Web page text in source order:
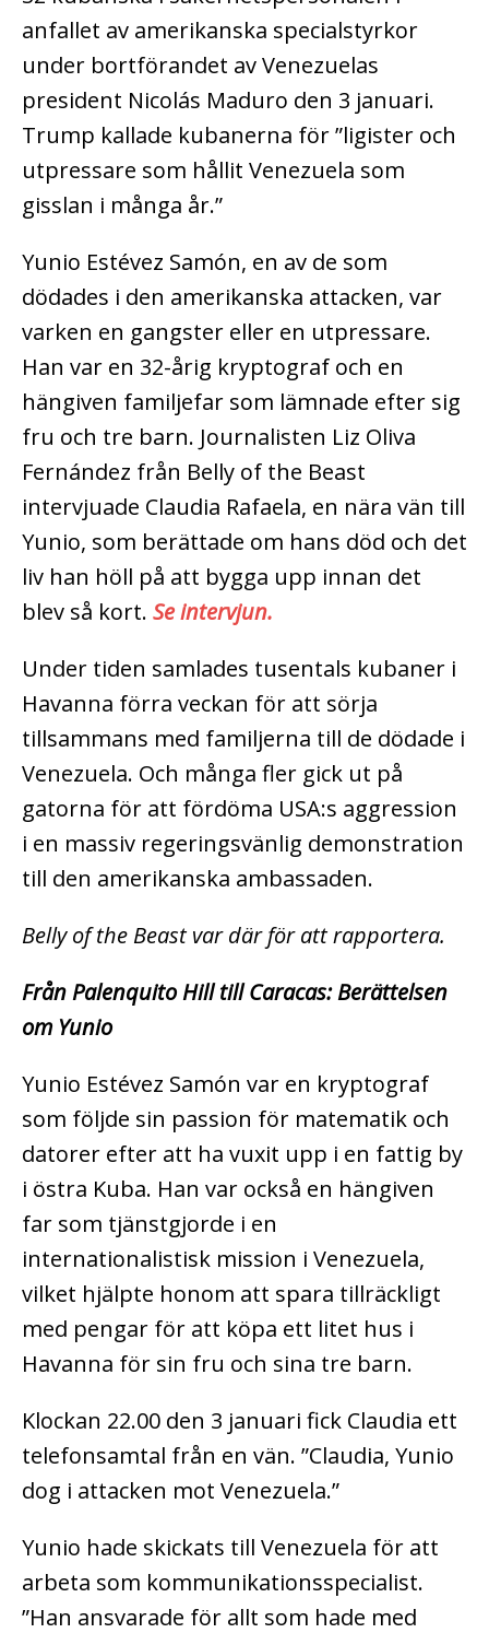
anfallet av amerikanska specialstyrkor
under bortförandet av Venezuelas
president Nicolás Maduro den 3 januari.
Trump kallade kubanerna för ”ligister och
utpressare som hållit Venezuela som
gisslan i många år.”
Yunio Estévez Samón, en av de som
dödades i den amerikanska attacken, var
varken en gangster eller en utpressare.
Han var en 32-årig kryptograf och en
hängiven familjefar som lämnade efter sig
fru och tre barn. Journalisten Liz Oliva
Fernández från Belly of the Beast
intervjuade Claudia Rafaela, en nära vän till
Yunio, som berättade om hans död och det
liv han höll på att bygga upp innan det
blev så kort. Se intervjun.
Under tiden samlades tusentals kubaner i
Havanna förra veckan för att sörja
tillsammans med familjerna till de dödade i
Venezuela. Och många fler gick ut på
gatorna för att fördöma USA:s aggression
i en massiv regeringsvänlig demonstration
till den amerikanska ambassaden.
Belly of the Beast var där för att rapportera.
Från Palenquito Hill till Caracas: Berättelsen
om Yunio
Yunio Estévez Samón var en kryptograf
som följde sin passion för matematik och
datorer efter att ha vuxit upp i en fattig by
i östra Kuba. Han var också en hängiven
far som tjänstgjorde i en
internationalistisk mission i Venezuela,
vilket hjälpte honom att spara tillräckligt
med pengar för att köpa ett litet hus i
Havanna för sin fru och sina tre barn.
Klockan 22.00 den 3 januari fick Claudia ett
telefonsamtal från en vän. ”Claudia, Yunio
dog i attacken mot Venezuela.”
Yunio hade skickats till Venezuela för att
arbeta som kommunikationsspecialist.
”Han ansvarade för allt som hade med